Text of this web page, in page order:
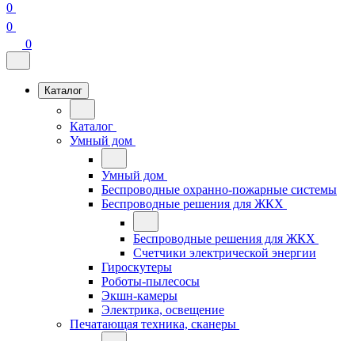
0
0
0
Каталог
Каталог
Умный дом
Умный дом
Беспроводные охранно-пожарные системы
Беспроводные решения для ЖКХ
Беспроводные решения для ЖКХ
Счетчики электрической энергии
Гироскутеры
Роботы-пылесосы
Экшн-камеры
Электрика, освещение
Печатающая техника, сканеры